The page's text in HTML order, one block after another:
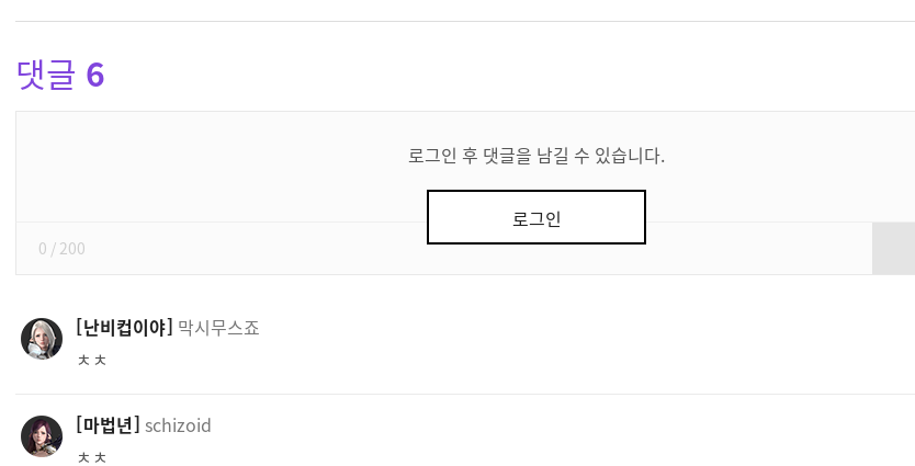
댓글 6
로그인 후 댓글을 남길 수 있습니다.
로그인
0 / 200
난비컵이야 막시무스죠
ㅊㅊ
마법년 schizoid
ㅊㅊ